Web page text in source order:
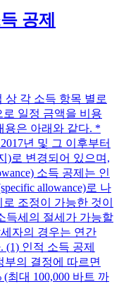
공제
상 각 소득 항목 별로
일정 금액을 비용
용은 아래와 같다. *
년 및 그 이후부터
)로 변경되어 있으며,
소득 공제는 인
allowance)로 나
조정이 가능한 것이
득세의 절세가 가능할
자의 경우는 연간
(1) 인적 소득 공제
부의 결정에 따르면
최대 100,000 바트 까